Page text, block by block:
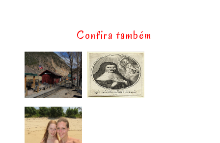
Confira também